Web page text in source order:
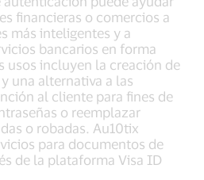
financieras o comercios a
más inteligentes y a
bancarios en forma
usos incluyen la creación de
una alternativa a las
al cliente para fines de
o reemplazar
o robadas. Au10tix
para documentos de
de la plataforma Visa ID